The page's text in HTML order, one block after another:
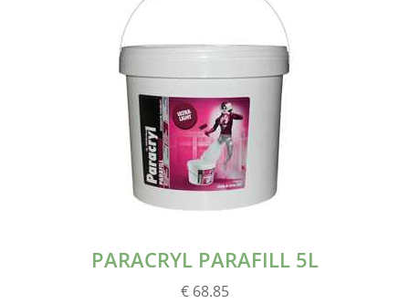
PARACRYL PARAFILL 5L
€ 68.85